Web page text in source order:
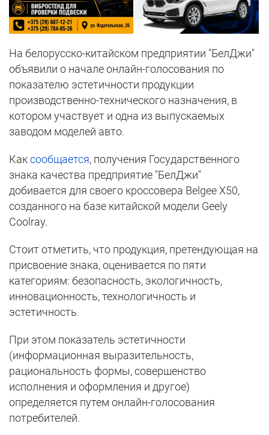
На белорусско-китайском предприятии "БелДжи"
объявили о начале онлайн-голосования по
показателю эстетичности продукции
производственно-технического назначения, в
котором участвует и одна из выпускаемых
заводом моделей авто.
Каксообщается, получения Государственного
знака качества предприятие "БелДжи"
добивается для своего кроссовера Belgee X50,
созданного на базе китайской модели Geely
Coolray.
Стоит отметить, что продукция, претендующая на
присвоение знака,оценивается по пяти
категориям: безопасность, экологичность,
инновационность, технологичность и
эстетичность.
При этом показатель эстетичности
(информационная выразительность,
рациональность формы, совершенство
исполнения и оформления и другое)
определяется путем онлайн-голосования
потребителей.